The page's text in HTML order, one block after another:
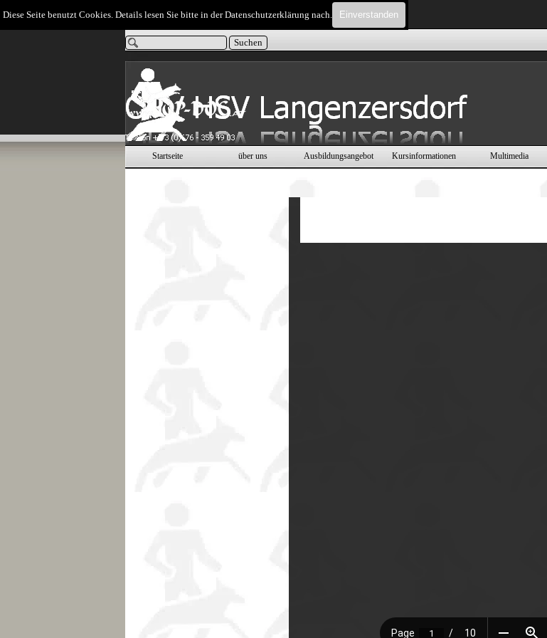
Diese Seite benutzt Cookies. Details lesen Sie bitte in der Datenschutzerklärung nach. Einverstanden
Suchen
Menü überspringen
Startseite über uns ▼
Ausbildungsangebot ▼
Kursinformationen ▼
Multimedia